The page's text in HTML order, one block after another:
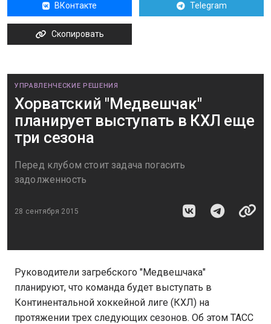
ВКонтакте Telegram
Скопировать
УПРАВЛЕНЧЕСКИЕ РЕШЕНИЯ
Хорватский "Медвешчак"
планирует выступать в КХЛ еще
три сезона
Перед клубом стоит задача погасить
задолженность
28 сентября 2015
Руководители загребского "Медвешчака"
планируют, что команда будет выступать в
Континентальной хоккейной лиге (КХЛ) на
протяжении трех следующих сезонов. Об этом ТАСС